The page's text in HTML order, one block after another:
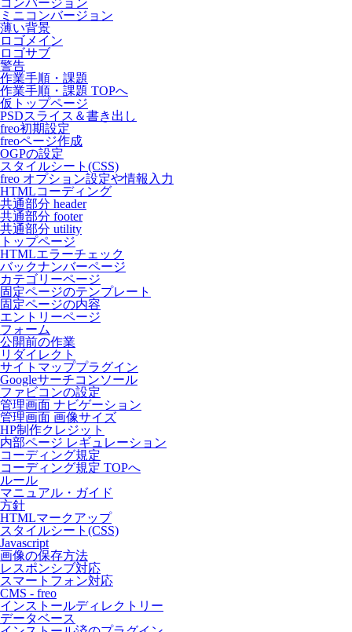
コンバージョン
ミニコンバージョン
薄い背景
ロゴメイン
ロゴサブ
警告
作業手順・課題
作業手順・課題 TOPへ
仮トップページ
PSDスライス＆書き出し
freo初期設定
freoページ作成
OGPの設定
スタイルシート(CSS)
freo オプション設定や情報入力
HTMLコーディング
共通部分 header
共通部分 footer
共通部分 utility
トップページ
HTMLエラーチェック
バックナンバーページ
カテゴリーページ
固定ページのテンプレート
固定ページの内容
エントリーページ
フォーム
公開前の作業
リダイレクト
サイトマッププラグイン
Googleサーチコンソール
ファビコンの設定
管理画面 ナビゲーション
管理画面 画像サイズ
HP制作クレジット
内部ページ レギュレーション
コーディング規定
コーディング規定 TOPへ
ルール
マニュアル・ガイド
方針
HTMLマークアップ
スタイルシート(CSS)
Javascript
画像の保存方法
レスポンシブ対応
スマートフォン対応
CMS - freo
インストールディレクトリー
データベース